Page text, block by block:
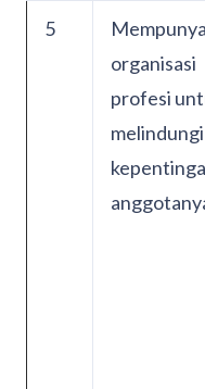
5
organisasi
profesi
melindungi